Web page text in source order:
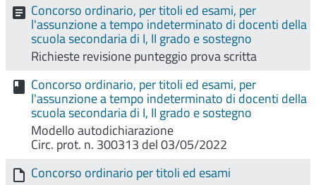
Concorso ordinario, per titoli ed esami, per
l'assunzione a tempo indeterminato di docenti della
scuola secondaria di I, II grado e sostegno
Richieste revisione punteggio prova scritta
Concorso ordinario, per titoli ed esami, per
l'assunzione a tempo indeterminato di docenti della
scuola secondaria di I, II grado e sostegno
Modello autodichiarazione
Circ. prot. n. 300313 del 03/05/2022
Concorso ordinario per titoli ed esami